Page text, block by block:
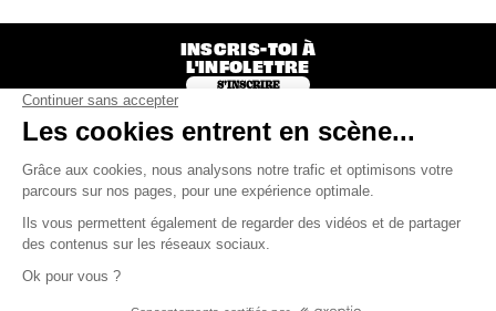
INSCRIS-TOI À
L'INFOLETTRE
S'INSCRIRE
Saint-Paul ● QC G3Z 2J2 ●